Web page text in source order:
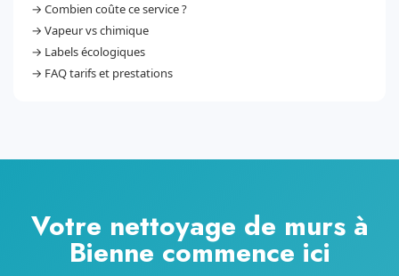
→ Combien coûte ce service ?
→ Vapeur vs chimique
→ Labels écologiques
→ FAQ tarifs et prestations
Votre nettoyage de murs à
Bienne commence ici